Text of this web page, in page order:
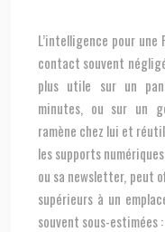
L’intelligence pour
contact souvent
plus utile sur un
minutes, ou sur un
ramène chez lui et
les supports
ou sa newsletter, peut
supérieurs à un
souvent sous-estimées :